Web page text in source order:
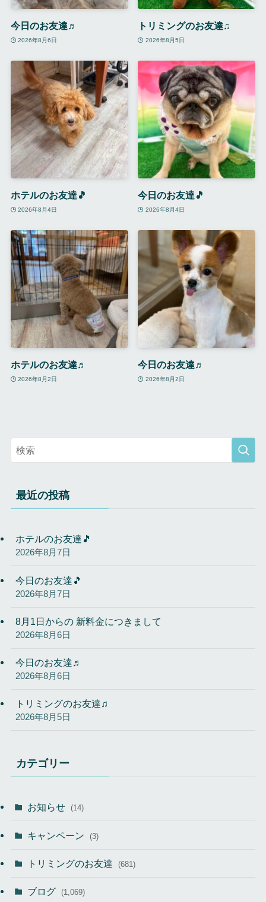
今日のお友達♬
2026年8月6日
トリミングのお友達♫
2026年8月5日
ホテルのお友達🎵
2026年8月4日
今日のお友達🎵
2026年8月4日
ホテルのお友達♬
2026年8月2日
今日のお友達♬
2026年8月2日
最近の投稿
ホテルのお友達🎵
2026年8月7日
今日のお友達🎵
2026年8月7日
8月1日からの 新料金につきまして
2026年8月6日
今日のお友達♬
2026年8月6日
トリミングのお友達♫
2026年8月5日
カテゴリー
お知らせ (14)
キャンペーン (3)
トリミングのお友達 (681)
ブログ (1,069)